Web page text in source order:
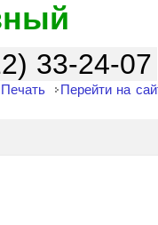
33-24-07
Печать Перейти на